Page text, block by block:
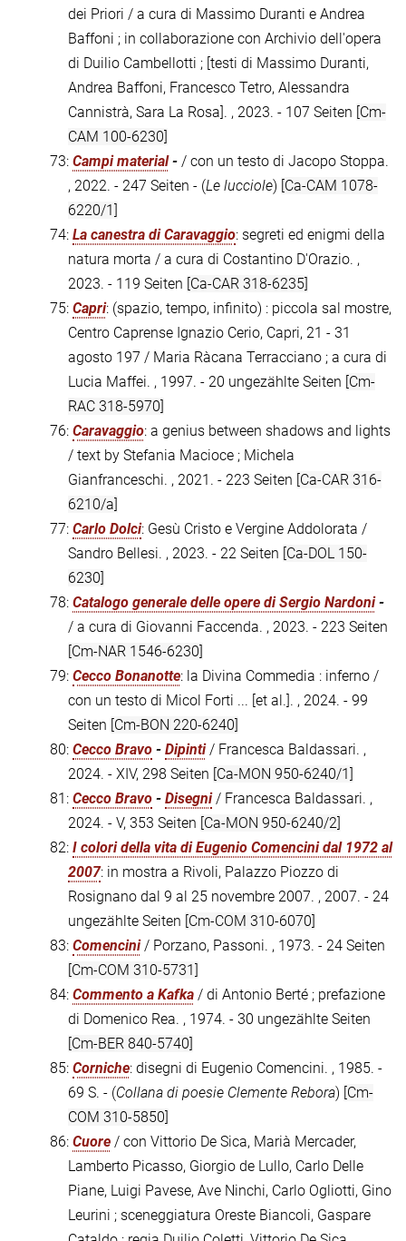
dei Priori / a cura di Massimo Duranti e Andrea
Baffoni ; in collaborazione con Archivio dell'opera
di Duilio Cambellotti ; [testi di Massimo Duranti,
Andrea Baffoni, Francesco Tetro, Alessandra
Cannistrà, Sara La Rosa]. , 2023. - 107 Seiten [Cm-
CAM 100-6230]
73: Campi material- / con un testo di Jacopo Stoppa.
, 2022. - 247 Seiten - (Le lucciole) [Ca-CAM 1078-
6220/1]
74: La canestra di Caravaggio: segreti ed enigmi della
natura morta / a cura di Costantino D'Orazio. ,
2023. - 119 Seiten [Ca-CAR 318-6235]
75: Capri: (spazio, tempo, infinito) : piccola sal mostre,
Centro Caprense Ignazio Cerio, Capri, 21 - 31
agosto 197 / Maria Ràcana Terracciano ; a cura di
Lucia Maffei. , 1997. - 20 ungezählte Seiten [Cm-
RAC 318-5970]
76: Caravaggio: a genius between shadows and lights
/ text by Stefania Macioce ; Michela
Gianfranceschi. , 2021. - 223 Seiten [Ca-CAR 316-
6210/a]
77: Carlo Dolci: Gesù Cristo e Vergine Addolorata /
Sandro Bellesi. , 2023. - 22 Seiten [Ca-DOL 150-
6230]
78: Catalogo generale delle opere di Sergio Nardoni-
/ a cura di Giovanni Faccenda. , 2023. - 223 Seiten
[Cm-NAR 1546-6230]
79: Cecco Bonanotte: la Divina Commedia : inferno /
con un testo di Micol Forti ... [et al.]. , 2024. - 99
Seiten [Cm-BON 220-6240]
80: Cecco Bravo - Dipinti/ Francesca Baldassari. ,
2024. - XIV, 298 Seiten [Ca-MON 950-6240/1]
81: Cecco Bravo - Disegni/ Francesca Baldassari. ,
2024. - V, 353 Seiten [Ca-MON 950-6240/2]
82: I colori della vita di Eugenio Comencini dal 1972 al
2007: in mostra a Rivoli, Palazzo Piozzo di
Rosignano dal 9 al 25 novembre 2007. , 2007. - 24
ungezählte Seiten [Cm-COM 310-6070]
83: Comencini/ Porzano, Passoni. , 1973. - 24 Seiten
[Cm-COM 310-5731]
84: Commento a Kafka / di Antonio Berté ; prefazione
di Domenico Rea. , 1974. - 30 ungezählte Seiten
[Cm-BER 840-5740]
85: Corniche: disegni di Eugenio Comencini. , 1985. -
69 S. - (Collana di poesie Clemente Rebora) [Cm-
COM 310-5850]
86: Cuore / con Vittorio De Sica, Marià Mercader,
Lamberto Picasso, Giorgio de Lullo, Carlo Delle
Piane, Luigi Pavese, Ave Ninchi, Carlo Ogliotti, Gino
Leurini ; sceneggiatura Oreste Biancoli, Gaspare